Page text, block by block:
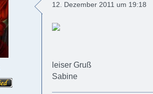
12. Dezember 2011 um 19:18
leiser Gruß
Sabine